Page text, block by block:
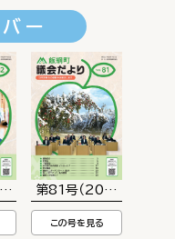
ー
年4月末発行）
第81号（2026年1月末
この号を見る